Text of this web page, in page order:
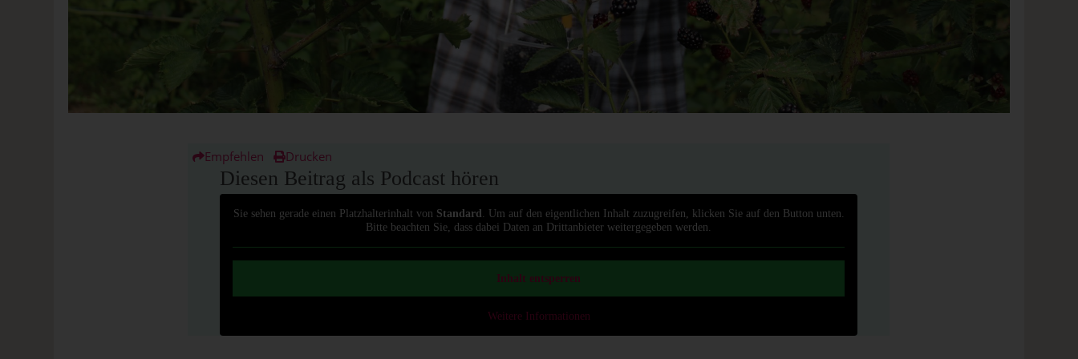
Empfehlen Drucken
Diesen Beitrag als Podcast hören
Sie sehen gerade einen Platzhalterinhalt von Standard . Um auf den eigentlichen Inhalt zuzugreifen, klicken Sie auf den Button unten.
Bitte beachten Sie, dass dabei Daten an Drittanbieter weitergegeben werden.
Inhalt entsperren
Weitere Informationen